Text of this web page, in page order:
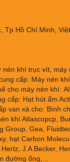
Hồ Chí Minh,
khí trục vít,
cấp: Máy nén
cho máy nén khí:
cấp: Hạt hút ẩm
van xả cho: Bình
khí Atlascopcp,
Gea,
hạt Carbon
J.A Becker,
đường ống,...